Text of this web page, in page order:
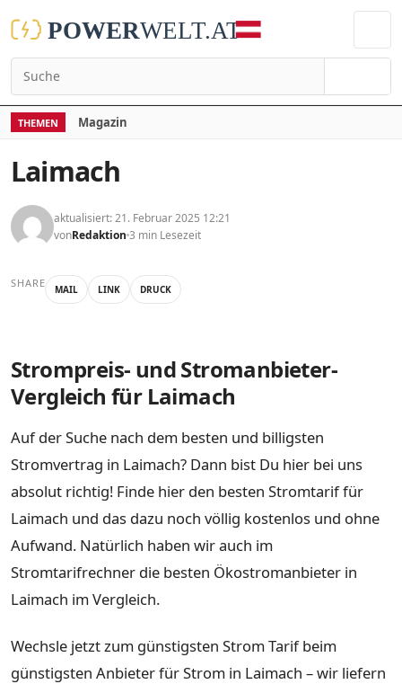
THEMEN Magazin
Laimach
aktualisiert: 21. Februar 2025 12:21
vonRedaktion 3 min Lesezeit
SHARE MAIL LINK DRUCK
Strompreis- und Stromanbieter-
Vergleich für Laimach
Auf der Suche nach dem besten und billigsten
Stromvertrag in Laimach? Dann bist Du hier bei uns
absolut richtig! Finde hier den besten Stromtarif für
Laimach und das dazu noch völlig kostenlos und ohne
Aufwand. Natürlich haben wir auch im
Stromtarifrechner die besten Ökostromanbieter in
Laimach im Vergleich.
Wechsle jetzt zum günstigsten Strom Tarif beim
günstigsten Anbieter für Strom in Laimach – wir liefern